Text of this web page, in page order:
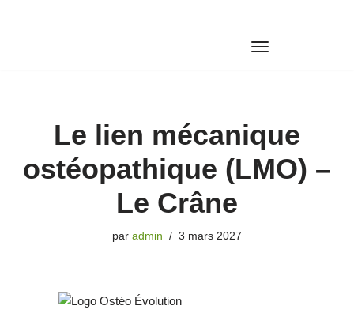
Le lien mécanique
ostéopathique (LMO) –
Le Crâne
par admin 3 mars 2027